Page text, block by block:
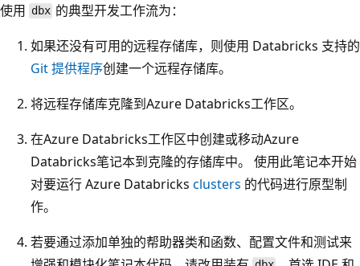
使用 dbx 的典型开发工作流为：
如果还没有可用的远程存储库，则使用 Databricks 支持的
Git 提供程序创建一个远程存储库。
将远程存储库克隆到Azure Databricks工作区。
在Azure Databricks工作区中创建或移动Azure
Databricks笔记本到克隆的存储库中。 使用此笔记本开始
对要运行 Azure Databricks clusters 的代码进行原型制
作。
若要通过添加单独的帮助器类和函数、配置文件和测试来